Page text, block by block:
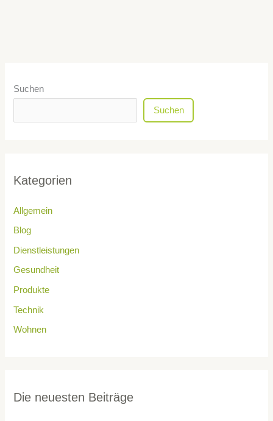
Suchen
Suchen
Kategorien
Allgemein
Blog
Dienstleistungen
Gesundheit
Produkte
Technik
Wohnen
Die neuesten Beiträge